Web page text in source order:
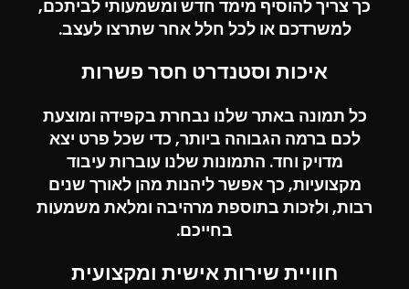
כך צריך להוסיף מימד חדש ומשמעותי לביתכם,
למשרדכם או לכל חלל אחר שתרצו לעצב.
איכות וסטנדרט חסר פשרות
כל תמונה באתר שלנו נבחרת בקפידה ומוצעת
לכם ברמה הגבוהה ביותר, כדי שכל פרט יצא
מדויק וחד. התמונות שלנו עוברות עיבוד
מקצועיות, כך אפשר ליהנות מהן לאורך שנים
רבות, ולזכות בתוספת מרהיבה ומלאת משמעות
בחייכם.
חוויית שירות אישית ומקצועית